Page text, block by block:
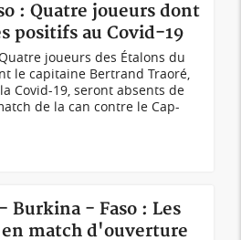
: Quatre joueurs dont
positifs au Covid-19
joueurs des Étalons du
le capitaine Bertrand Traoré,
Covid-19, seront absents de
de la can contre le Cap-
Burkina - Faso : Les
match d'ouverture